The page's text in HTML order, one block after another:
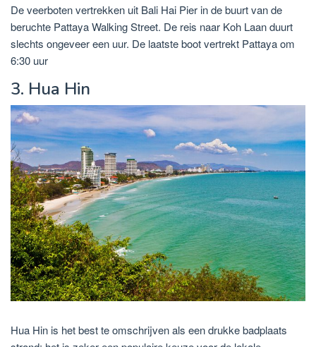
De veerboten vertrekken uit Bali Hai Pier in de buurt van de
beruchte Pattaya Walking Street. De reis naar Koh Laan duurt
slechts ongeveer een uur. De laatste boot vertrekt Pattaya om
6:30 uur
3. Hua Hin
Hua Hin is het best te omschrijven als een drukke badplaats